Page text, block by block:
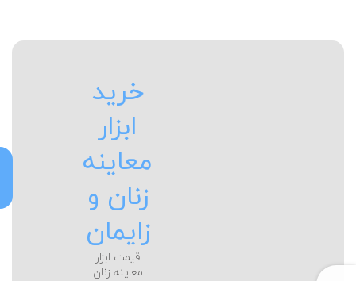
خرید
ابزار
معاینه
زنان و
زایمان
قیمت ابزار
معاینه زنان